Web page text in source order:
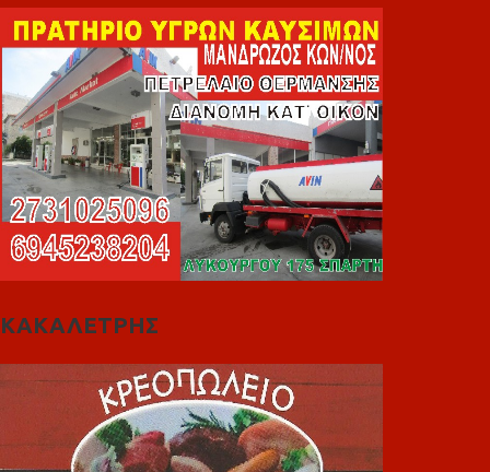
ΚΑΚΑΛΕΤΡΗΣ